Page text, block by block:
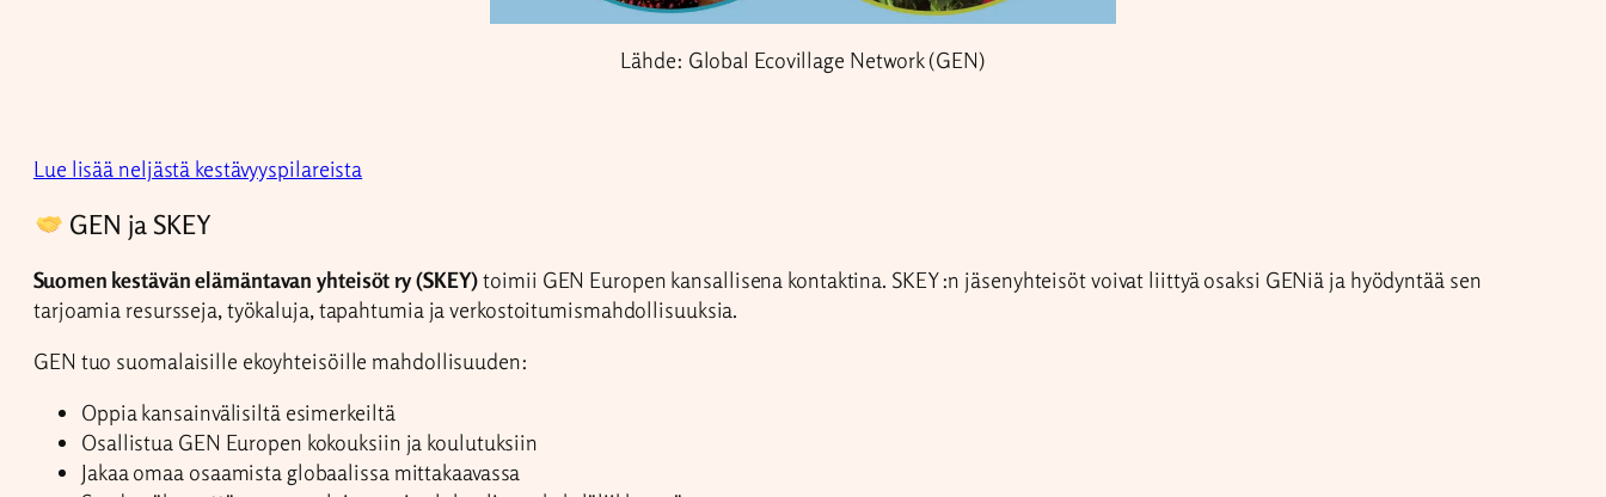
Lähde: Global Ecovillage Network (GEN)
Lue lisää neljästä kestävyyspilareista
GEN ja SKEY
Suomen kestävän elämäntavan yhteisöt ry (SKEY)toimii GEN Europen kansallisena kontaktina. SKEY:n jäsenyhteisöt voivat liittyä osaksi GENiä ja hyödyntää sen
tarjoamia resursseja, työkaluja, tapahtumia ja verkostoitumismahdollisuuksia.
GEN tuo suomalaisille ekoyhteisöille mahdollisuuden:
Oppia kansainvälisiltä esimerkeiltä
Osallistua GEN Europen kokouksiin ja koulutuksiin
Jakaa omaa osaamista globaalissa mittakaavassa